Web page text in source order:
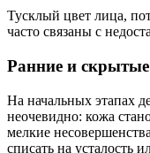
Тусклый цвет лица,
часто связаны с
Ранние и
На начальных этапах
неочевидно: кожа
мелкие
списать на усталость